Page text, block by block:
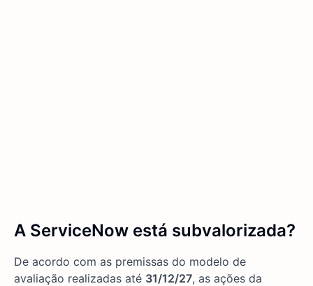
A ServiceNow está subvalorizada?
De acordo com as premissas do modelo de
avaliação realizadas até 31/12/27, as ações da